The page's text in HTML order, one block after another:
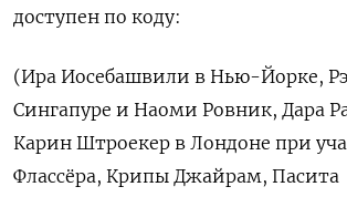
доступен по коду:
(Ира Иосебашвили в Нью-Йорке,
Сингапуре и Наоми Ровник, Дара
Карин Штроекер в Лондоне при
Флассёра, Крипы Джайрам, Пасита